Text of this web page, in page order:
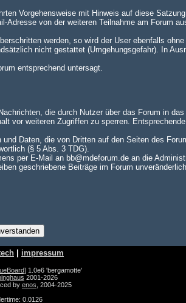
Vorgehensweise mit Hinweis auf diese
von der weiteren Teilnahme am Forum
werden, so wird der User ebenfalls
nicht gestattet (Umgehungsgefahr). In
entsprechend untersagt.
die durch Nutzer über das Forum in
weiteren Zugriffen zu sperren.
Daten, die von Dritten auf den Seiten des
(§ 5 Abs. 3 TDG).
per E-Mail an bb@mdeforum.de an die
geschriebene Beiträge im Forum
impressum
1.0e6 'bergamotte'
2001-2026
by enos , 2004-2025
0.0126